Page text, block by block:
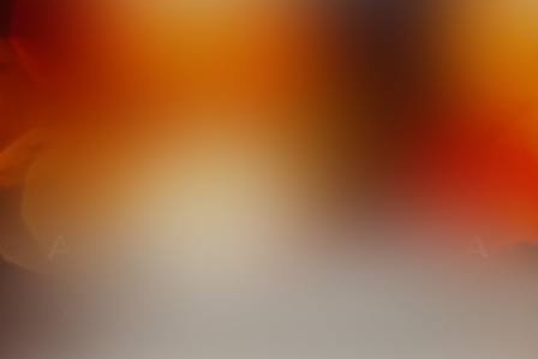
AURORE
LE ROY DE LA